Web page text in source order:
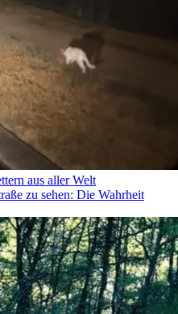
aus aller Welt
zu sehen: Die Wahrheit